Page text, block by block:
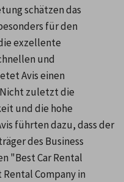
schätzen das
für den
exzellente
und
Avis einen
zuletzt die
und die hohe
führten dazu, dass der
des Business
"Best Car Rental
Company in